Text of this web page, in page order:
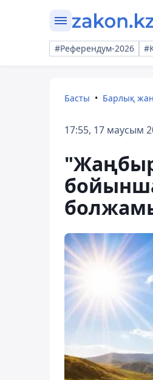
#Референдум-2026
Басты Барлық
17:55, 17 маусым